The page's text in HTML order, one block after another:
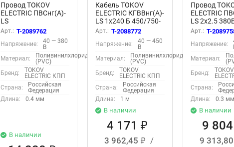
Провод TOKOV
ELECTRIC ПВСнг(А)-
LS
3х2.5(2х2.5+1х2.5)
380В Б (уп.100м)
69170
Арт.: T-2089762
Напряжение:
40 — 380
В
Материал:
Поливинилхлорид
(PVC)
Бренд:
TOKOV
ELECTRIC КПП
Страна:
Российская
Федерация
Длина:
0.4 мм
В наличии
Кабель TOKOV
ELECTRIC КГВВнг(А)-
LS 1х240 Б 450/750-
2 (м) 10766
Арт.: T-2088772
Напряжение:
40 — 450
В
Материал:
Поливинилхлорид
(PVC)
Бренд:
TOKOV
ELECTRIC КПП
Страна:
Российская
Федерация
Длина:
1 м
В наличии
4 171₽
3 962,45 ₽
/
Провод
ELECTRIC
LS 2х2.5
(уп.100м)
Арт.: T-
Напряжение:
Материал:
Бренд:
TOKOV
Страна:
Длина:
0.3 мм
В наличии
9
9 313,80